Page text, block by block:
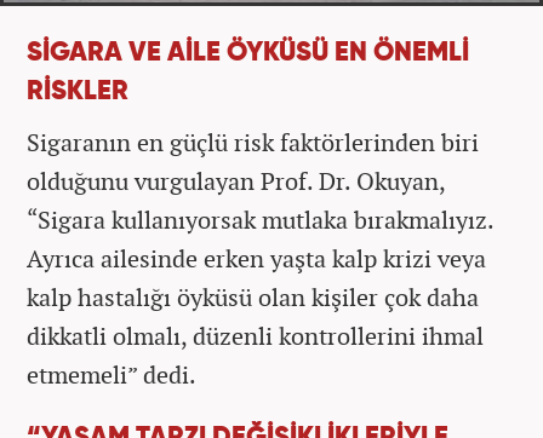
SİGARA VE AİLE ÖYKÜSÜ EN ÖNEMLİ
RİSKLER
Sigaranın en güçlü risk faktörlerinden biri
olduğunu vurgulayan Prof. Dr. Okuyan,
“Sigara kullanıyorsak mutlaka bırakmalıyız.
Ayrıca ailesinde erken yaşta kalp krizi veya
kalp hastalığı öyküsü olan kişiler çok daha
dikkatli olmalı, düzenli kontrollerini ihmal
etmemeli” dedi.